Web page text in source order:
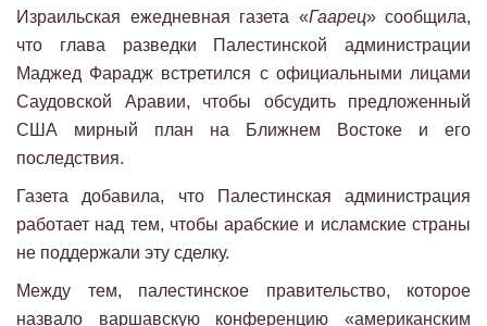
Израильская ежедневная газета «Гаарец» сообщила,
что глава разведки Палестинской администрации
Маджед Фарадж встретился с официальными лицами
Саудовской Аравии, чтобы обсудить предложенный
США мирный план на Ближнем Востоке и его
последствия.
Газета добавила, что Палестинская администрация
работает над тем, чтобы арабские и исламские страны
не поддержали эту сделку.
Между тем, палестинское правительство, которое
назвало варшавскую конференцию «американским